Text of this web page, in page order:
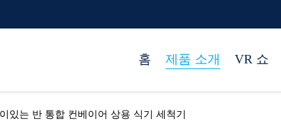
홈 제품 소개 VR 쇼
있는 반 통합 컨베이어 상용 식기 세척기